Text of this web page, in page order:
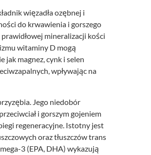
więzadła ozębnej i
do krwawienia i gorszego
mineralizacji kości
witaminy D mogą
jak magnez, cynk i selen
wpływając na
Jego niedobór
i gorszym gojeniem
regeneracyjne. Istotny jest
oraz tłuszczów trans
3 (EPA, DHA) wykazują